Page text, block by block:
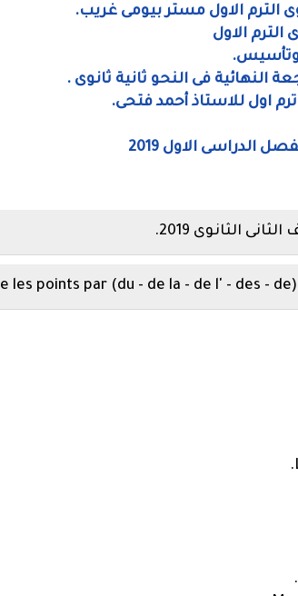
الترم الاول مستر بيومى غريب.
الترم الاول
وتأسيس.
النهائية فى النحو ثانية ثانوى .
اول للاستاذ أحمد فتحى.
الدراسى الاول 2019
الثانوى 2019.